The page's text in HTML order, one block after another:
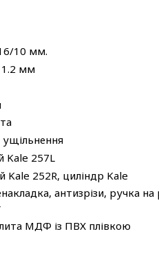
10 мм.
1.2 мм
Kale 257L
Kale 252R, циліндр Kale
антизрізи, ручка на
МДФ із ПВХ плівкою